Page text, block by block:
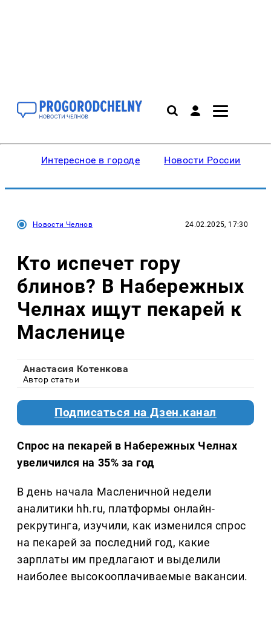
Интересное в городе Новости России
Новости Челнов 24.02.2025, 17:30
Кто испечет гору
блинов? В Набережных
Челнах ищут пекарей к
Масленице
Анастасия Котенкова
Автор статьи
Подписаться на Дзен.канал
Спрос на пекарей в Набережных Челнах
увеличился на 35% за год
В день начала Масленичной недели
аналитики hh.ru, платформы онлайн-
рекрутинга, изучили, как изменился спрос
на пекарей за последний год, какие
зарплаты им предлагают и выделили
наиболее высокооплачиваемые вакансии.